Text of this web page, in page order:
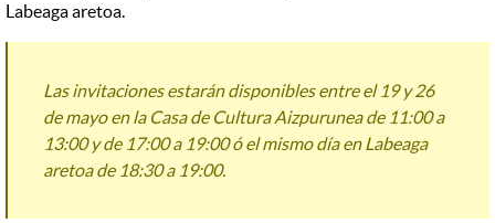
Labeaga aretoa.
Las invitaciones estarán disponibles entre el 19 y 26
de mayo en la Casa de Cultura Aizpurunea de 11:00 a
13:00 y de 17:00 a 19:00 ó el mismo día en Labeaga
aretoa de 18:30 a 19:00.